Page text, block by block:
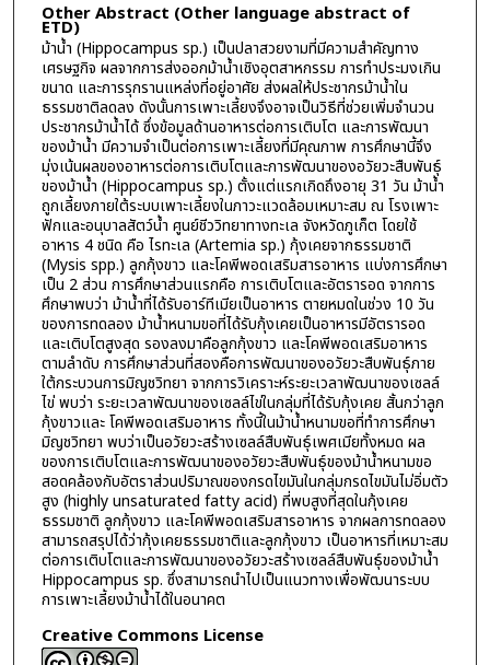
Other Abstract (Other language abstract of
ETD)
ม้าน้ำ (Hippocampus sp.) เป็นปลาสวยงามที่มีความสำคัญทาง
เศรษฐกิจ ผลจากการส่งออกม้าน้ำเชิงอุตสาหกรรม การทำประมงเกิน
ขนาด และการรุกรานแหล่งที่อยู่อาศัย ส่งผลให้ประชากรม้าน้ำใน
ธรรมชาติลดลง ดังนั้นการเพาะเลี้ยงจึงอาจเป็นวิธีที่ช่วยเพิ่มจำนวน
ประชากรม้าน้ำได้ ซึ่งข้อมูลด้านอาหารต่อการเติบโต และการพัฒนา
ของม้าน้ำ มีความจำเป็นต่อการเพาะเลี้ยงที่มีคุณภาพ การศึกษานี้จึง
มุ่งเน้นผลของอาหารต่อการเติบโตและการพัฒนาของอวัยวะสืบพันธุ์
ของม้าน้ำ (Hippocampus sp.) ตั้งแต่แรกเกิดถึงอายุ 31 วัน ม้าน้ำ
ถูกเลี้ยงภายใต้ระบบเพาะเลี้ยงในภาวะแวดล้อมเหมาะสม ณ โรงเพาะ
ฟักและอนุบาลสัตว์น้ำ ศูนย์ชีววิทยาทางทะเล จังหวัดภูเก็ต โดยใช้
อาหาร 4 ชนิด คือ ไรทะเล (Artemia sp.) กุ้งเคยจากธรรมชาติ
(Mysis spp.) ลูกกุ้งขาว และโคพีพอดเสริมสารอาหาร แบ่งการศึกษา
เป็น 2 ส่วน การศึกษาส่วนแรกคือ การเติบโตและอัตรารอด จากการ
ศึกษาพบว่า ม้าน้ำที่ได้รับอาร์ทีเมียเป็นอาหาร ตายหมดในช่วง 10 วัน
ของการทดลอง ม้าน้ำหนามขอที่ได้รับกุ้งเคยเป็นอาหารมีอัตรารอด
และเติบโตสูงสุด รองลงมาคือลูกกุ้งขาว และโคพีพอดเสริมอาหาร
ตามลำดับ การศึกษาส่วนที่สองคือการพัฒนาของอวัยวะสืบพันธุ์ภาย
ใต้กระบวนการมิญชวิทยา จากการวิเคราะห์ระยะเวลาพัฒนาของเซลล์
ไข่ พบว่า ระยะเวลาพัฒนาของเซลล์ไข่ในกลุ่มที่ได้รับกุ้งเคย สั้นกว่าลูก
กุ้งขาวและ โคพีพอดเสริมอาหาร ทั้งนี้ในม้าน้ำหนามขอที่ทำการศึกษา
มิญชวิทยา พบว่าเป็นอวัยวะสร้างเซลล์สืบพันธุ์เพศเมียทั้งหมด ผล
ของการเติบโตและการพัฒนาของอวัยวะสืบพันธุ์ของม้าน้ำหนามขอ
สอดคล้องกับอัตราส่วนปริมาณของกรดไขมันในกลุ่มกรดไขมันไม่อิ่มตัว
สูง (highly unsaturated fatty acid) ที่พบสูงที่สุดในกุ้งเคย
ธรรมชาติ ลูกกุ้งขาว และโคพีพอดเสริมสารอาหาร จากผลการทดลอง
สามารถสรุปได้ว่ากุ้งเคยธรรมชาติและลูกกุ้งขาว เป็นอาหารที่เหมาะสม
ต่อการเติบโตและการพัฒนาของอวัยวะสร้างเซลล์สืบพันธุ์ของม้าน้ำ
Hippocampus sp. ซึ่งสามารถนำไปเป็นแนวทางเพื่อพัฒนาระบบ
การเพาะเลี้ยงม้าน้ำได้ในอนาคต
Creative Commons License